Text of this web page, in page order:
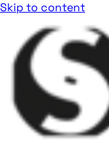
Skip to content